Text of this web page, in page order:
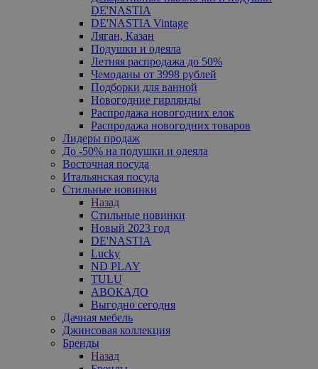
DE'NASTIA
DE'NASTIA Vintage
Ляган, Казан
Подушки и одеяла
Летняя распродажа до 50%
Чемоданы от 3998 рублей
Подборки для ванной
Новогодние гирлянды
Распродажа новогодних елок
Распродажа новогодних товаров
Лидеры продаж
До -50% на подушки и одеяла
Восточная посуда
Итальянская посуда
Стильные новинки
Назад
Стильные новинки
Новый 2023 год
DE'NASTIA
Lucky
ND PLAY
TULU
АВОКАДО
Выгодно сегодня
Дачная мебель
Джинсовая коллекция
Бренды
Назад